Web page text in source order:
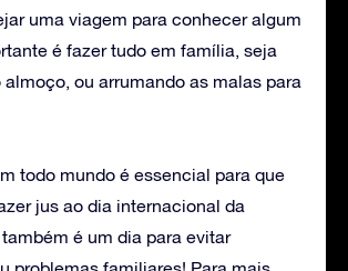
uma viagem para conhecer algum
é fazer tudo em família, seja
almoço, ou arrumando as malas para
todo mundo é essencial para que
jus ao dia internacional da
é um dia para evitar